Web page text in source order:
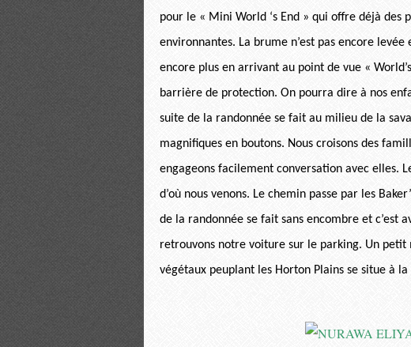
pour le « Mini World ‘s End » qui offre déjà des
environnantes. La brume n’est pas encore
encore plus en arrivant au point de vue «
barrière de protection. On pourra dire à nos
suite de la randonnée se fait au milieu de la
magnifiques en boutons. Nous croisons des
engageons facilement conversation avec elles.
d’où nous venons. Le chemin passe par les
de la randonnée se fait sans encombre et c’est
retrouvons notre voiture sur le parking. Un petit
végétaux peuplant les Horton Plains se situe à